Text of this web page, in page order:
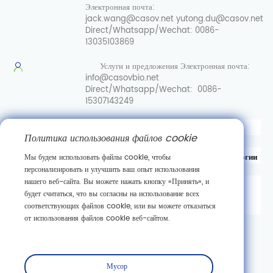
Электронная почта:
jack.wang@casov.netyutong.du@casov.net
Direct/Whatsapp/Wechat: 0086-
13035103869
Услуги и предложенияЭлектронная почта:
info@casovbio.net
Direct/Whatsapp/Wechat: 0086-
15307143249
Уханьский центр инноваций в области синтетической биологии
д. 89, 3-я улица Гаокэюань,
район развития новых технологий Дунху,
г. Ухань, провинция Хубэй
Подписаться
Политика использования файлов cookie
Мы будем использовать файлы cookie, чтобы
персонализировать и улучшить ваш опыт использования
нашего веб-сайта. Вы можете нажать кнопку «Принять», и
будет считаться, что вы согласны на использование всех
соответствующих файлов cookie, или вы можете отказаться
от использования файлов cookie веб-сайтом.
Мусор